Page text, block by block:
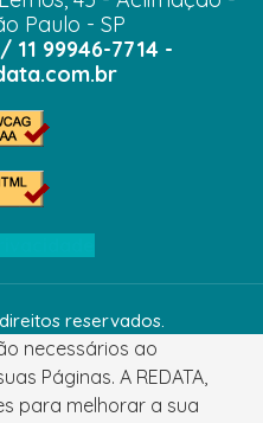
Paulo - SP
11 99946-7714 -
reservados.
necessários ao
Páginas. A REDATA,
para melhorar a sua